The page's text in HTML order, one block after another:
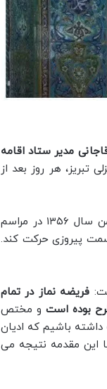
مدیر ستاد اقامه
تبریز، هر روز بعد از
مسجد قزللی یکی از مساجد تاریخی تبریز است که به واسطه حادثه مهمی که در ۲۹ بهمن سال ۱۳۵۶ در مراسم
پیروزی حرکت کند.
فریضه نماز در تمام
بوده استو مختص
باشیم که ادیان
این مقدمه نتیجه می